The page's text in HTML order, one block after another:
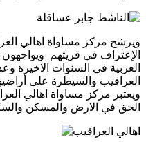
ويرشح مركز مساواة اهالي
الإعتراف في قريتهم
العربية في السنوات الاخيرة
العراقيب والسيطرة على
ويعتبر مركز مساواة اهالي
الحق في الارض والمسكن